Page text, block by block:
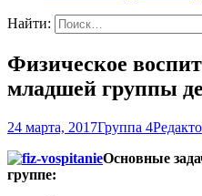
Найти:
Физическое
младшей группы
24 марта, 2017Группа 4
Основные
группе: